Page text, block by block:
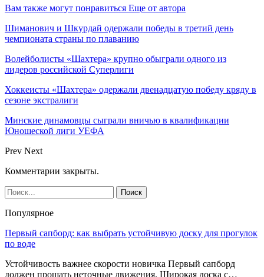
Вам также могут понравиться Еще от автора
Шиманович и Шкурдай одержали победы в третий день
чемпионата страны по плаванию
Волейболисты «Шахтера» крупно обыграли одного из
лидеров российской Суперлиги
Хоккеисты «Шахтера» одержали двенадцатую победу кряду в
сезоне экстралиги
Минские динамовцы сыграли вничью в квалификации
Юношеской лиги УЕФА
Prev Next
Комментарии закрыты.
Популярное
Первый сапборд: как выбрать устойчивую доску для прогулок
по воде
Устойчивость важнее скорости новичка Первый сапборд
должен прощать неточные движения. Широкая доска с…